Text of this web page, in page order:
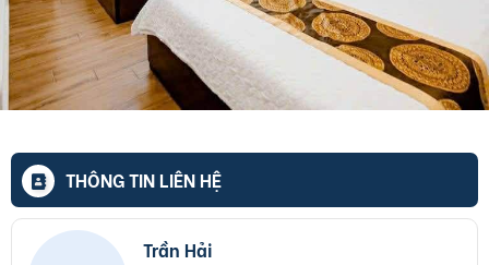
THÔNG TIN LIÊN HỆ
Trần Hải